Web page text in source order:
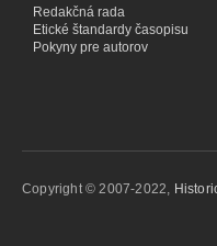
Redakčná rada
Etické štandardy časopisu
Pokyny pre autorov
Copyright © 2007-2022,